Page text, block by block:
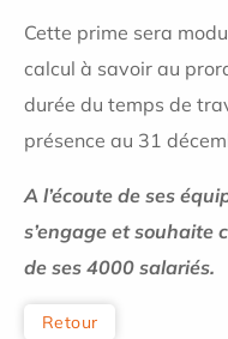
Cette prime sera
calcul à savoir au
durée du temps de
présence au 31
A l’écoute de ses
s’engage et souhaite
de ses 4000 salariés.
Retour